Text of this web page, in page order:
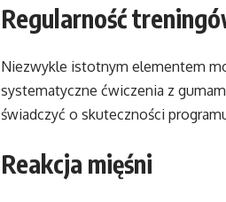
Regularność
Niezwykle istotnym elementem
systematyczne ćwiczenia z
świadczyć o skuteczności
Reakcja mięśni